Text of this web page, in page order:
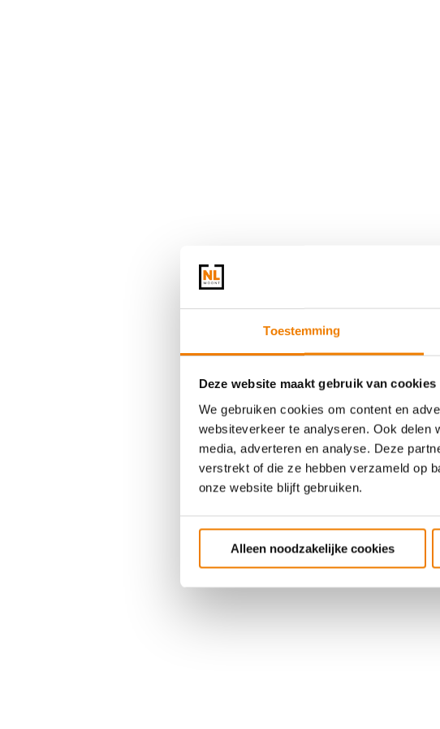
Toestemming
Deze website maakt gebruik van cookies
We gebruiken cookies om content en
websiteverkeer te analyseren. Ook delen
media, adverteren en analyse. Deze
verstrekt of die ze hebben verzameld op
onze website blijft gebruiken.
Alleen noodzakelijke cookies